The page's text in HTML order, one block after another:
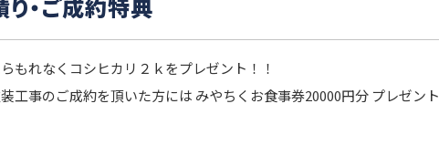
・ご成約特典
もれなくコシヒカリ２ｋをプレゼント！！
工事のご成約を頂いた方には みやちくお食事券20000円分 プレゼント